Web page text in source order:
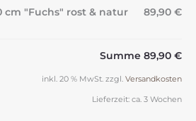
cm "Fuchs" rost & natur 89,90 €
Summe 89,90 €
inkl. 20 % MwSt. zzgl. Versandkosten
Lieferzeit: ca. 3 Wochen